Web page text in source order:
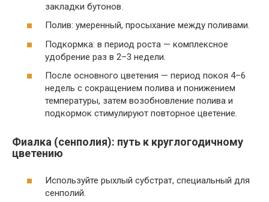
закладки бутонов.
Полив: умеренный, просыхание между поливами.
Подкормка: в период роста — комплексное
удобрение раз в 2–3 недели.
После основного цветения — период покоя 4–6
недель с сокращением полива и понижением
температуры, затем возобновление полива и
подкормок стимулируют повторное цветение.
Фиалка (сенполия): путь к круглогодичному
цветению
Используйте рыхлый субстрат, специальный для
сенполий.